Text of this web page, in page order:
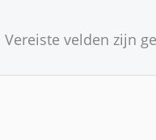
Vereiste velden zijn